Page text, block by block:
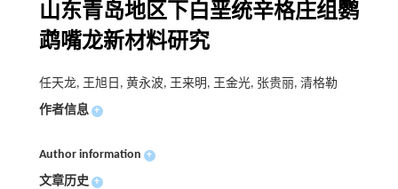
山东青岛地区下白垩统辛格庄组鹦
鹉嘴龙新材料研究
任天龙, 王旭日, 黄永波, 王来明, 王金光, 张贵丽, 清格勒
作者信息 +
Author information +
文章历史 +